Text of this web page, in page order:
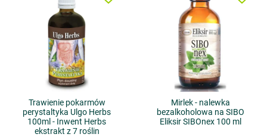
Trawienie pokarmów
perystaltyka Ulgo Herbs
100ml - Inwent Herbs
ekstrakt z 7 roślin
Mirlek - nalewka
bezalkoholowa na SIBO
Eliksir SIBOnex 100 ml